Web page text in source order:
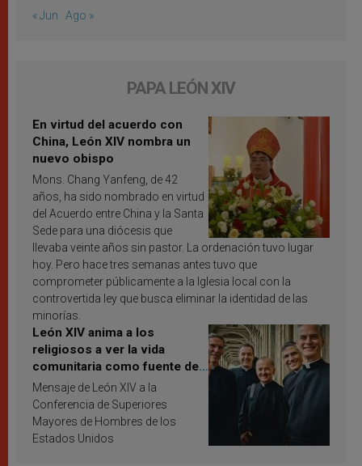
« Jun Ago »
PAPA LEÓN XIV
En virtud del acuerdo con
China, León XIV nombra un
nuevo obispo
Mons. Chang Yanfeng, de 42
años, ha sido nombrado en virtud
del Acuerdo entre China y la Santa
Sede para una diócesis que
llevaba veinte años sin pastor. La ordenación tuvo lugar
hoy. Pero hace tres semanas antes tuvo que
comprometer públicamente a la Iglesia local con la
controvertida ley que busca eliminar la identidad de las
minorías.
León XIV anima a los
religiosos a ver la vida
comunitaria como fuente de
inspiración y santificación
Mensaje de León XIV a la
Conferencia de Superiores
Mayores de Hombres de los
Estados Unidos